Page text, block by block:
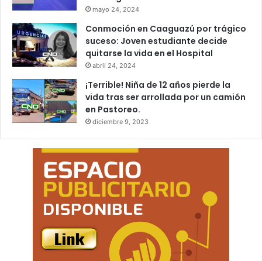
mayo 24, 2024
Conmoción en Caaguazú por trágico
suceso: Joven estudiante decide
quitarse la vida en el Hospital
abril 24, 2024
¡Terrible! Niña de 12 años pierde la
vida tras ser arrollada por un camión
en Pastoreo.
diciembre 9, 2023